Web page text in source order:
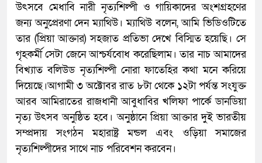
উৎসবে মেধাবি নারী নৃত্যশিল্পী ও গায়িকাদের অংশগ্রহণের
জন্য অনুপ্রেরণা দেন ম্যাথিউ। ম্যাথিউ বলেন, আমি ভিডিওটিতে
তার (প্রিয়া আক্তার) সহজাত প্রতিভা দেখে বিস্মিত হয়েছি। সে
গৃহকর্মী সেটা জেনে আশ্চর্যবোধ করেছিলাম। তার নাচ আমাদের
বিখ্যাত বলিউড নৃত্যশিল্পী নোরা ফাতেহির কথা মনে করিয়ে
দিয়েছে।আগামী ৩ অক্টোবর রাত ৮টা থেকে ১২টা পর্যন্ত সংযুক্ত
আরব আমিরাতের রাজধানী আবুধাবির খলিফা পার্কে ডানডিয়া
নৃত্য উৎসব অনুষ্ঠিত হবে। অনুষ্ঠানে প্রিয়া আক্তার দুই ভারতীয়
সম্প্রদায় সংগঠন মহারাষ্ট্র মন্ডল এবং ওড়িয়া সমাজের
নৃত্যশিল্পীদের সাথে নাচ পরিবেশন করবেন।